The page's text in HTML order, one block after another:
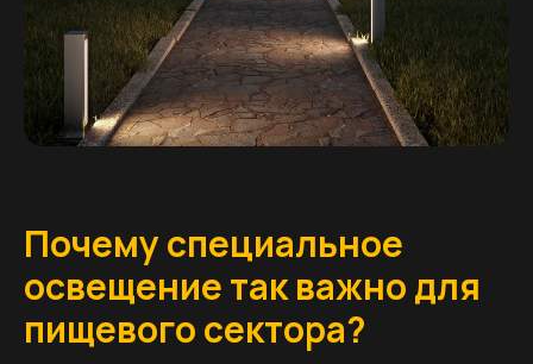
Почему специальное
освещение так важно для
пищевого сектора?